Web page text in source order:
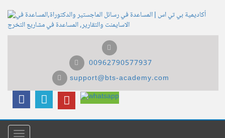
00962790577937
support@bts-academy.com
Menu